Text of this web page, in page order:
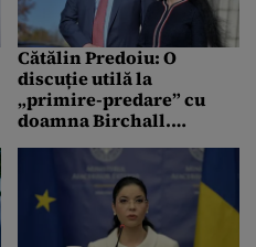
Cătălin Predoiu: O
discuție utilă la
„primire-predare” cu
doamna Birchall.
lămurire „cu propriile
simțuri”